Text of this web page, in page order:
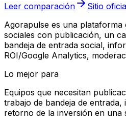
Leer comparación
Sitio
Agorapulse es una plataforma
sociales con publicación, un
bandeja de entrada social,
ROI/Google Analytics,
Lo mejor para
Equipos que necesitan
trabajo de bandeja de
retorno de la inversión en una